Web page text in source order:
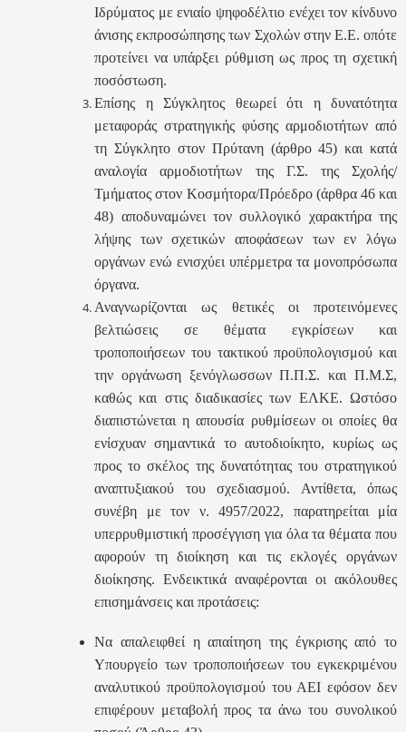
Ιδρύματος με ενιαίο ψηφοδέλτιο ενέχει τον κίνδυνο
άνισης εκπροσώπησης των Σχολών στην Ε.Ε. οπότε
προτείνει να υπάρξει ρύθμιση ως προς τη σχετική
ποσόστωση.
Επίσης η Σύγκλητος θεωρεί ότι η δυνατότητα
μεταφοράς στρατηγικής φύσης αρμοδιοτήτων από
τη Σύγκλητο στον Πρύτανη (άρθρο 45) και κατά
αναλογία αρμοδιοτήτων της Γ.Σ. της Σχολής/
Τμήματος στον Κοσμήτορα/Πρόεδρο (άρθρα 46 και
48) αποδυναμώνει τον συλλογικό χαρακτήρα της
λήψης των σχετικών αποφάσεων των εν λόγω
οργάνων ενώ ενισχύει υπέρμετρα τα μονοπρόσωπα
όργανα.
Αναγνωρίζονται ως θετικές οι προτεινόμενες
βελτιώσεις σε θέματα εγκρίσεων και
τροποποιήσεων του τακτικού προϋπολογισμού και
την οργάνωση ξενόγλωσσων Π.Π.Σ. και Π.Μ.Σ,
καθώς και στις διαδικασίες των ΕΛΚΕ. Ωστόσο
διαπιστώνεται η απουσία ρυθμίσεων οι οποίες θα
ενίσχυαν σημαντικά το αυτοδιοίκητο, κυρίως ως
προς το σκέλος της δυνατότητας του στρατηγικού
αναπτυξιακού του σχεδιασμού. Αντίθετα, όπως
συνέβη με τον ν. 4957/2022, παρατηρείται μία
υπερρυθμιστική προσέγγιση για όλα τα θέματα που
αφορούν τη διοίκηση και τις εκλογές οργάνων
διοίκησης. Ενδεικτικά αναφέρονται οι ακόλουθες
επισημάνσεις και προτάσεις:
Να απαλειφθεί η απαίτηση της έγκρισης από το
Υπουργείο των τροποποιήσεων του εγκεκριμένου
αναλυτικού προϋπολογισμού του ΑΕΙ εφόσον δεν
επιφέρουν μεταβολή προς τα άνω του συνολικού